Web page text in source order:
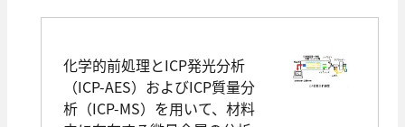
化学的前処理とICP発光分析
（ICP-AES）およびICP質量分
析（ICP-MS）を用いて、材料